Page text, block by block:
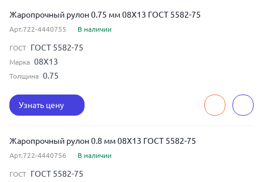
Жаропрочный рулон 0.75 мм 08Х13 ГОСТ 5582-75
Арт.722-4440755 В наличии
ГОСТ ГОСТ 5582-75
Марка 08Х13
Толщина 0.75
Узнать цену
Жаропрочный рулон 0.8 мм 08Х13 ГОСТ 5582-75
Арт.722-4440756 В наличии
ГОСТ ГОСТ 5582-75